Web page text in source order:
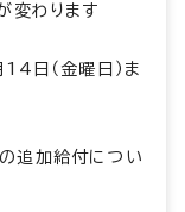
変わります
日（金曜日）ま
追加給付につい